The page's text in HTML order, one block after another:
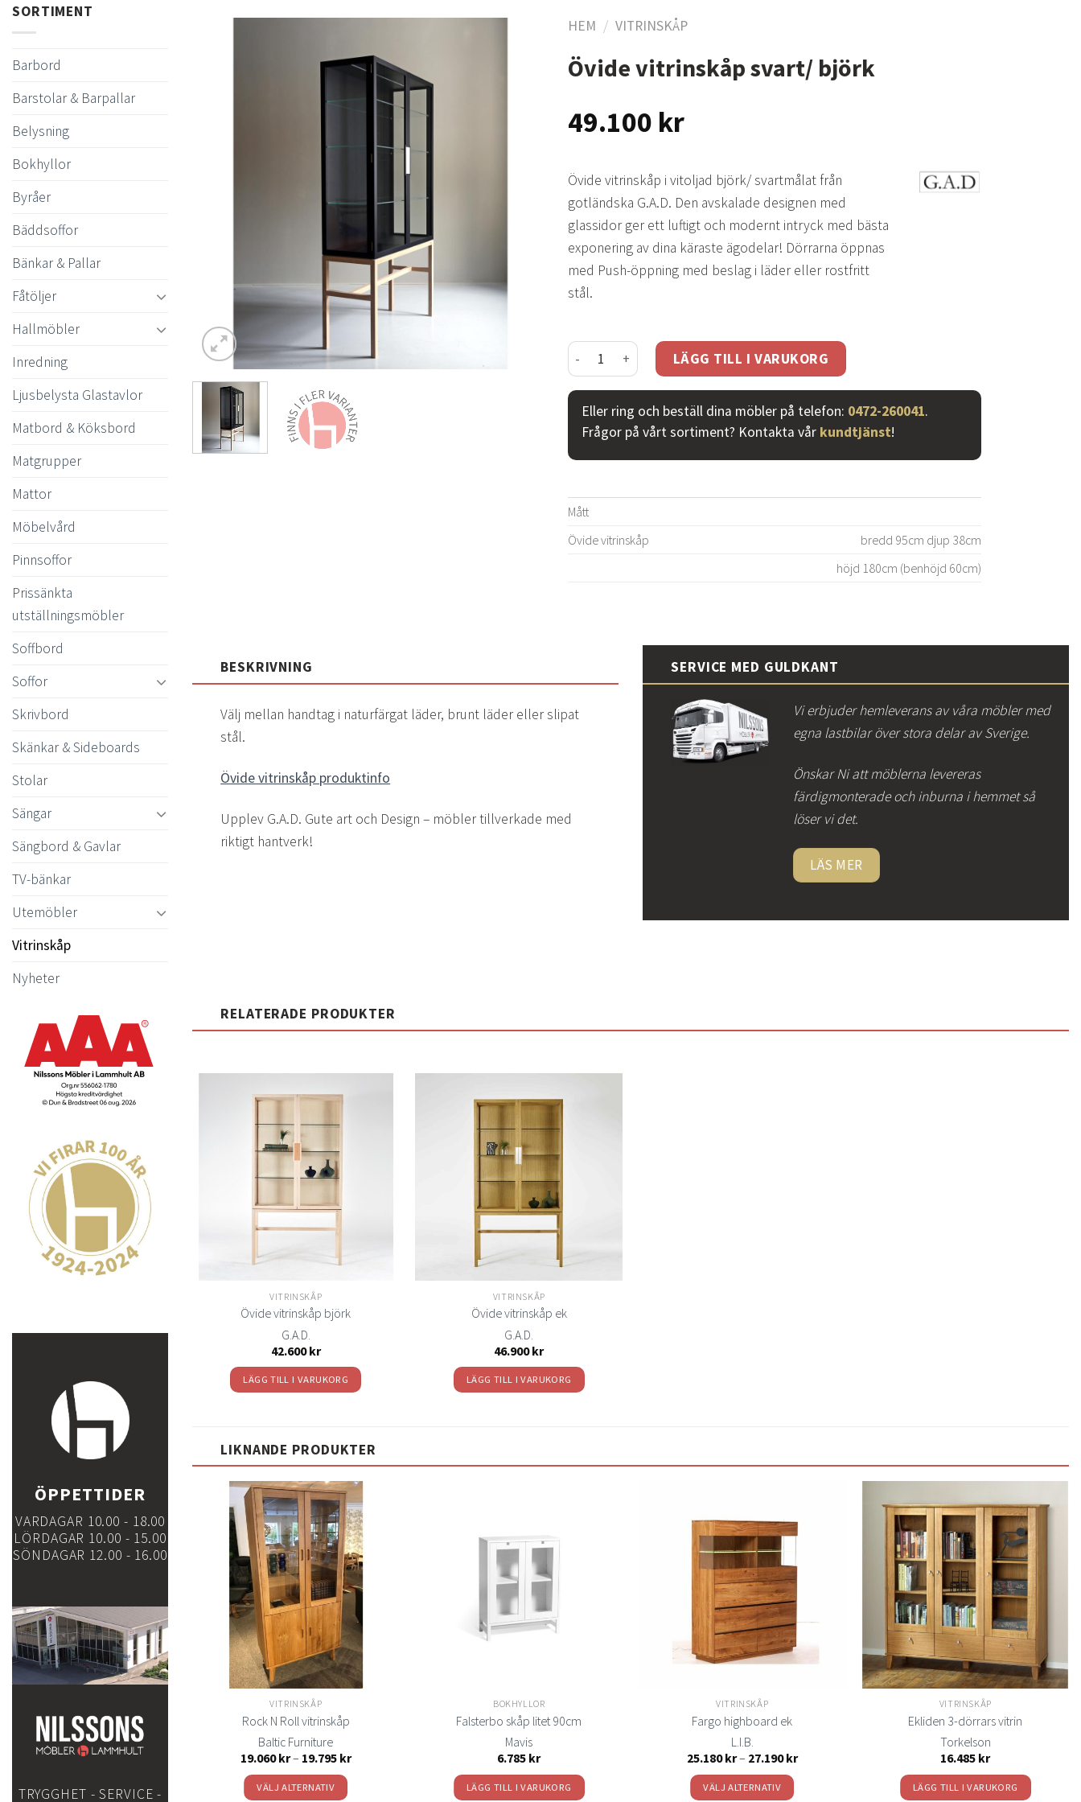
SORTIMENT
Barbord
Barstolar & Barpallar
Belysning
Bokhyllor
Byråer
Bäddsoffor
Bänkar & Pallar
Fåtöljer
Hallmöbler
Inredning
Ljusbelysta Glastavlor
Matbord & Köksbord
Matgrupper
Mattor
Möbelvård
Pinnsoffor
Prissänkta
utställningsmöbler
Soffbord
Soffor
Skrivbord
Skänkar & Sideboards
Stolar
Sängar
Sängbord & Gavlar
TV-bänkar
Utemöbler
Vitrinskåp
Nyheter
ÖPPETTIDER
VARDAGAR 10.00 - 18.00
LÖRDAGAR 10.00 - 15.00
SÖNDAGAR 12.00 - 16.00
TRYGGHET - SERVICE -
HEM / VITRINSKÅP
Övide vitrinskåp svart/ björk
49.100 kr
Övide vitrinskåp i vitoljad björk/ svartmålat från
gotländska G.A.D. Den avskalade designen med
glassidor ger ett luftigt och modernt intryck med bästa
exponering av dina käraste ägodelar! Dörrarna öppnas
med Push-öppning med beslag i läder eller rostfritt
stål.
Övide vitrinskåp svart/ björk mängd
LÄGG TILL I VARUKORG
Eller ring och beställ dina möbler på telefon: 0472-260041.
Frågor på vårt sortiment? Kontakta vår kundtjänst!
Mått
Övide vitrinskåp
bredd 95cm djup 38cm
höjd 180cm (benhöjd 60cm)
BESKRIVNING
Välj mellan handtag i naturfärgat läder, brunt läder eller slipat
stål.
Övide vitrinskåp produktinfo
Upplev G.A.D. Gute art och Design – möbler tillverkade med
riktigt hantverk!
SERVICE MED GULDKANT
Vi erbjuder hemleverans av våra möbler med
egna lastbilar över stora delar av Sverige.
Önskar Ni att möblerna levereras
färdigmonterade och inburna i hemmet så
löser vi det.
LÄS MER
RELATERADE PRODUKTER
VITRINSKÅP
Övide vitrinskåp björk
G.A.D.
42.600kr
LÄGG TILL I VARUKORG
VITRINSKÅP
Övide vitrinskåp ek
G.A.D.
46.900kr
LÄGG TILL I VARUKORG
LIKNANDE PRODUKTER
till i
önskelistan
VITRINSKÅP
Rock N Roll vitrinskåp
Baltic Furniture
19.060kr– 19.795 krPrisintervall:
VÄLJ ALTERNATIV
BOKHYLLOR
Falsterbo skåp litet 90cm
Mavis
6.785 kr
LÄGG TILL I VARUKORG
önskelistan
VITRINSKÅP
Fargo highboard ek
L.I.B.
25.180kr– 27.190krPrisintervall:
VÄLJ ALTERNATIV
till i
önskelistan
VITRINSKÅP
Ekliden 3-dörrars vitrin
Torkelson
16.485 kr
LÄGG TILL I VARUKORG
Lägg
till i
Venedig hörnvitrin ek
Mjölkalånga Träindustri
19.495kr
LÄGG TILL I VARUKORG